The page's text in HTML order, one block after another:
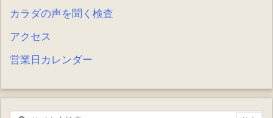
カラダの声を聞く検査
アクセス
営業日カレンダー